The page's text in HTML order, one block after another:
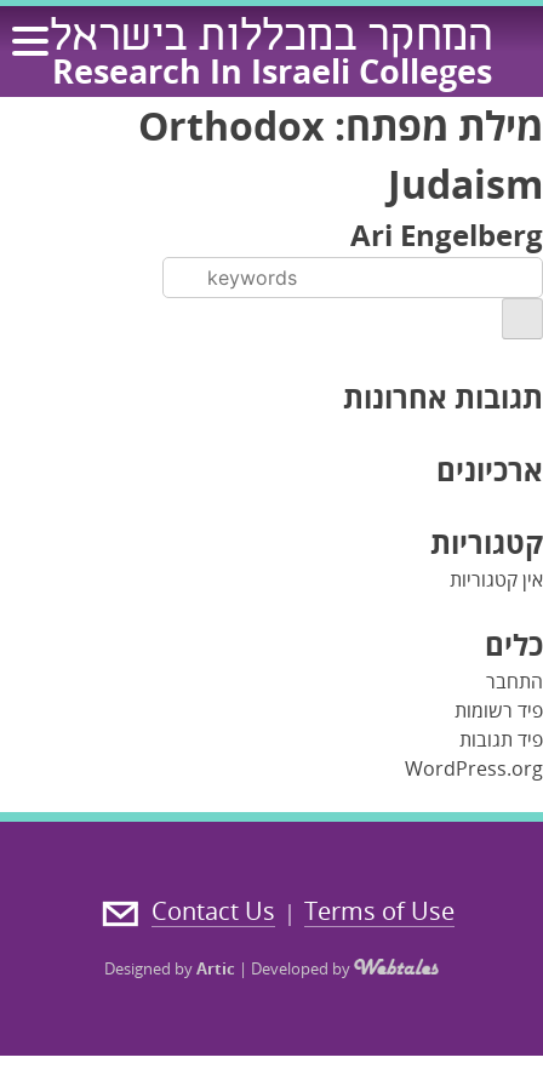
Skip
content
המחקר במכללות בישראל
Research In Israeli Colleges
מילת מפתח: Orthodox
Judaism
Ari Engelberg
תגובות אחרונות
ארכיונים
קטגוריות
אין קטגוריות
כלים
התחבר
פיד רשומות
פיד תגובות
WordPress.org
Terms of Use
|
Contact Us
Designed byArtic | Developed by